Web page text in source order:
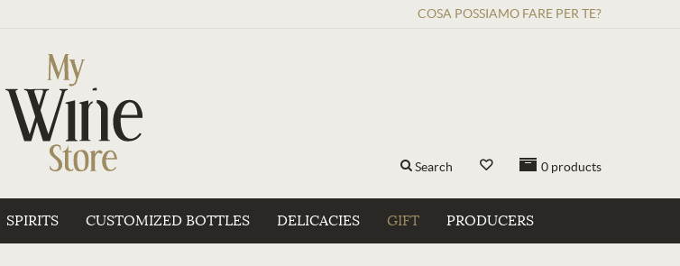
COSA POSSIAMO FARE PER TE?
0 products
Search
SPIRITS CUSTOMIZED BOTTLES DELICACIES GIFT PRODUCERS